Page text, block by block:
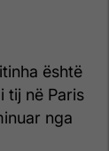
është
tij në Paris
nga